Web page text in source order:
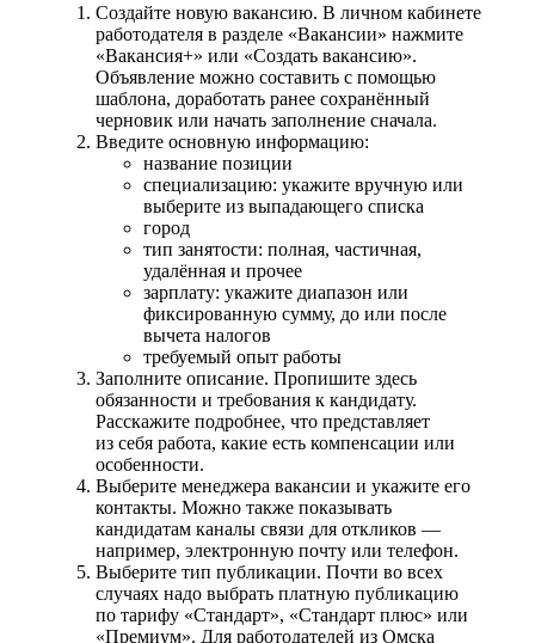
Создайте новую вакансию. В личном кабинете
работодателя в разделе «Вакансии» нажмите
«Вакансия+» или «Создать вакансию».
Объявление можно составить с помощью
шаблона, доработать ранее сохранённый
черновик или начать заполнение сначала.
Введите основную информацию:
название позиции
специализацию: укажите вручную или
выберите из выпадающего списка
город
тип занятости: полная, частичная,
удалённая и прочее
зарплату: укажите диапазон или
фиксированную сумму, до или после
вычета налогов
требуемый опыт работы
Заполните описание. Пропишите здесь
обязанности и требования к кандидату.
Расскажите подробнее, что представляет
из себя работа, какие есть компенсации или
особенности.
Выберите менеджера вакансии и укажите его
контакты. Можно также показывать
кандидатам каналы связи для откликов —
например, электронную почту или телефон.
Выберите тип публикации. Почти во всех
случаях надо выбрать платную публикацию
по тарифу «Стандарт», «Стандарт плюс» или
«Премиум». Для работодателей из Омска